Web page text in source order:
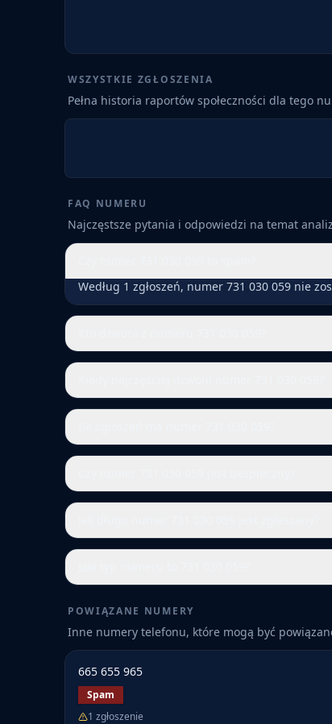
WSZYSTKIE ZGŁOSZENIA
Pełna historia raportów społeczności dla tego
FAQ NUMERU
Najczęstsze pytania i odpowiedzi na temat
Według 1 zgłoszeń, numer 731 030 059 nie
POWIĄZANE NUMERY
Inne numery telefonu, które mogą być
665 655 965
Spam
1 zgłoszenie